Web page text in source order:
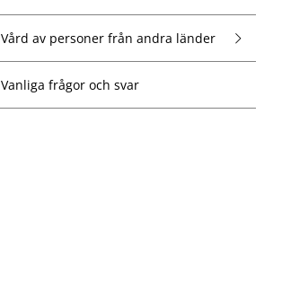
Vård av personer från andra länder
Vanliga frågor och svar